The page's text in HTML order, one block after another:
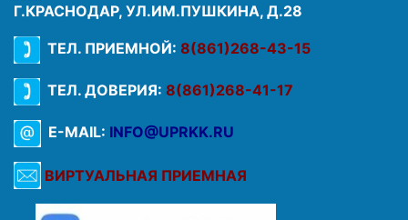
Г.КРАСНОДАР, УЛ.ИМ.ПУШКИНА, Д.28
ТЕЛ. ПРИЕМНОЙ: 8(861)268-43-15
ТЕЛ. ДОВЕРИЯ: 8(861)268-41-17
E-MAIL: INFO@UPRKK.RU
ВИРТУАЛЬНАЯ ПРИЕМНАЯ